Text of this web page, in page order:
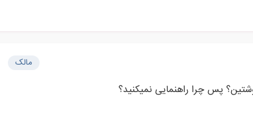
مالک
پس چرا راهنمایی نمیکنید؟